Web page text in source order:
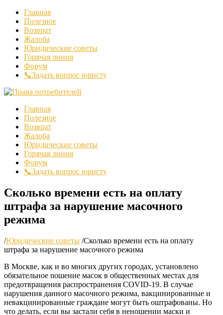
Главная
Полезное
Возврат
Жалоба
Юридические советы
Горячая линия
Форум
📞Задать вопрос юристу
Главная
Полезное
Возврат
Жалоба
Юридические советы
Горячая линия
Форум
📞Задать вопрос юристу
Сколько времени есть на оплату
штрафа за нарушение масочного
режима
/Юридические советы /Сколько времени есть на оплату
штрафа за нарушение масочного режима
В Москве, как и во многих других городах, установлено
обязательное noшение масок в общественных местах для
предотвращения распространения COVID-19. В случае
нарушения данного масочного режима, вакцинированные и
невакцинированные граждане могут быть оштрафованы. Но
что делать, если вы застали себя в неношении маски и